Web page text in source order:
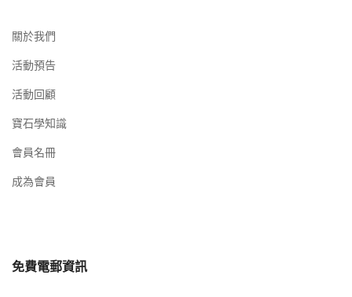
關於我們
活動預告
活動回顧
寶石學知識
會員名冊
成為會員
免費電郵資訊